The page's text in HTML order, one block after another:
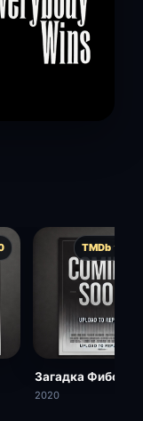
TMDb ★
Загадка
2020